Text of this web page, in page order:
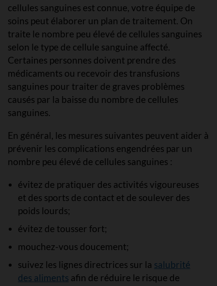
cellules sanguines est connue, votre équipe de
soins peut élaborer un plan de traitement. On
traite le nombre peu élevé de cellules sanguines
selon le type de cellule sanguine affecté.
Certaines personnes doivent prendre des
médicaments ou recevoir des transfusions
sanguines pour traiter de graves problèmes
causés par la baisse du nombre de cellules
sanguines.
En général, les mesures suivantes peuvent aider à
prévenir les complications engendrées par un
nombre peu élevé de cellules sanguines :
évitez de pratiquer des activités vigoureuses
et des sports de contact et de soulever des
poids lourds;
évitez de tousser fort;
mouchez-vous doucement;
suivez les lignes directrices sur la salubrité
des aliments afin de réduire le risque de